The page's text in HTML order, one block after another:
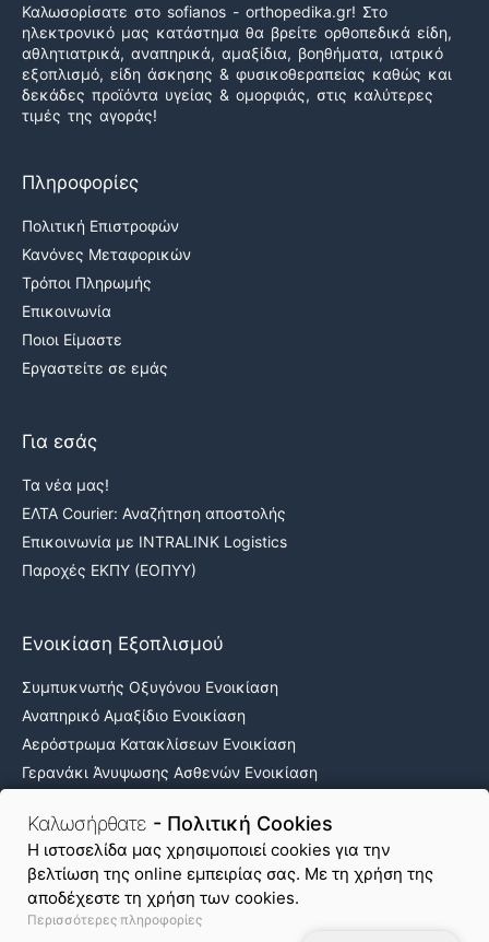
Καλωσήρθατε - Πολιτική Cookies
H ιστοσελίδα μας χρησιμοποιεί cookies για την
βελτίωση της online εμπειρίας σας. Με τη χρήση της
αποδέχεστε τη χρήση των cookies.
Περισσότερες πληροφορίες
Καλωσορίσατε στο sofianos - orthopedika.gr! Στο
ηλεκτρονικό μας κατάστημα θα βρείτε ορθοπεδικά είδη,
αθλητιατρικά, αναπηρικά, αμαξίδια, βοηθήματα, ιατρικό
εξοπλισμό, είδη άσκησης & φυσικοθεραπείας καθώς και
δεκάδες προϊόντα υγείας & ομορφιάς, στις καλύτερες
τιμές της αγοράς!
Πληροφορίες
Πολιτική Επιστροφών
Κανόνες Μεταφορικών
Τρόποι Πληρωμής
Επικοινωνία
Ποιοι Είμαστε
Εργαστείτε σε εμάς
Για εσάς
Τα νέα μας!
ΕΛΤΑ Courier: Αναζήτηση αποστολής
Επικοινωνία με INTRALINK Logistics
Παροχές ΕΚΠΥ (ΕΟΠΥΥ)
Ενοικίαση Εξοπλισμού
Συμπυκνωτής Οξυγόνου Ενοικίαση
Αναπηρικό Αμαξίδιο Ενοικίαση
Αερόστρωμα Κατακλίσεων Ενοικίαση
Γερανάκι Άνυψωσης Ασθενών Ενοικίαση
Όροι Χρήσης & Απόρρητο
Πολιτική Cookies
Χάρτης Ιστοτόπου